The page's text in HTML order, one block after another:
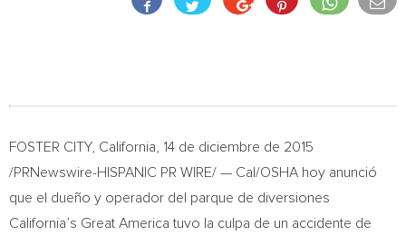
FOSTER CITY, California , 14 de diciembre de 2015
/PRNewswire-HISPANIC PR WIRE/ — Cal/OSHA hoy anunció
que el dueño y operador del parque de diversiones
California’s Great America tuvo la culpa de un accidente de